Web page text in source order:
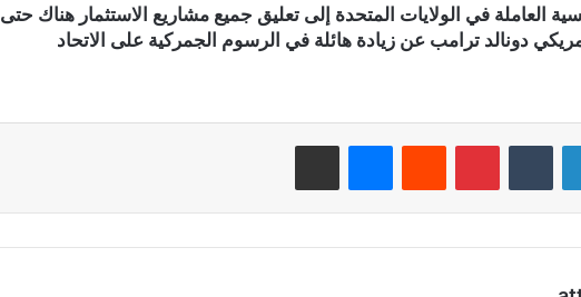
العاملة في الولايات المتحدة إلى تعليق جميع مشاريع الاستثمار هناك حتى
دونالد ترامب عن زيادة هائلة في الرسوم الجمركية على الاتحاد
لينكدإن بينتيريست